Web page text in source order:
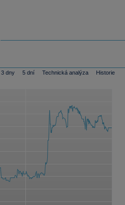
3 dny 5 dní Technická analýza Historie